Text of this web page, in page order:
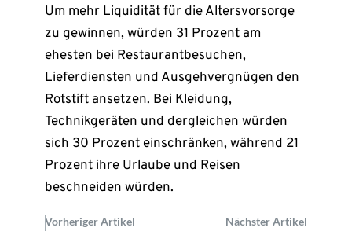
Um mehr Liquidität für die Altersvorsorge
zu gewinnen, würden 31 Prozent am
ehesten bei Restaurantbesuchen,
Lieferdiensten und Ausgehvergnügen den
Rotstift ansetzen. Bei Kleidung,
Technikgeräten und dergleichen würden
sich 30 Prozent einschränken, während 21
Prozent ihre Urlaube und Reisen
beschneiden würden.
Vorheriger Artikel Nächster Artikel